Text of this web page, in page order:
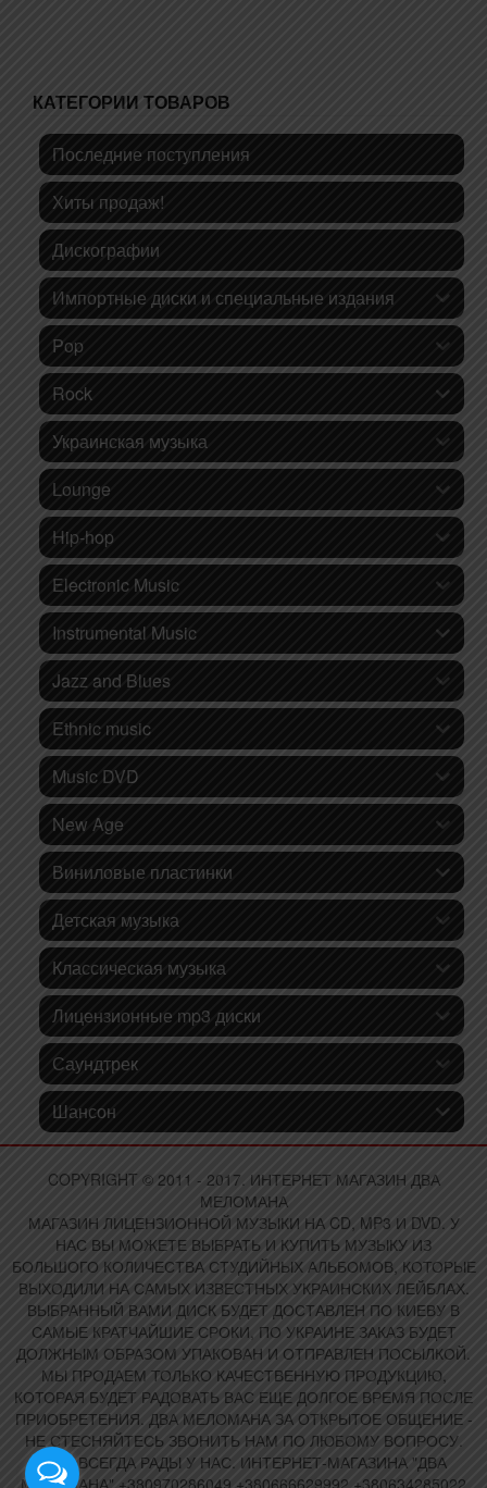
КАТЕГОРИИ ТОВАРОВ
Последние поступления
Хиты продаж!
Дискографии
Импортные диски и специальные издания
Pop
Rock
Украинская музыка
Lounge
Hip-hop
Electronic Music
Instrumental Music
Jazz and Blues
Ethnic music
Music DVD
New Age
Виниловые пластинки
Детская музыка
Классическая музыка
Лицензионные mp3 диски
Саундтрек
Шансон
COPYRIGHT © 2011 - 2017. ИНТЕРНЕТ МАГАЗИН ДВА
МЕЛОМАНА
МАГАЗИН ЛИЦЕНЗИОННОЙ МУЗЫКИ НА CD, MP3 И DVD. У
НАС ВЫ МОЖЕТЕ ВЫБРАТЬ И КУПИТЬ МУЗЫКУ ИЗ
БОЛЬШОГО КОЛИЧЕСТВА СТУДИЙНЫХ АЛЬБОМОВ, КОТОРЫЕ
ВЫХОДИЛИ НА САМЫХ ИЗВЕСТНЫХ УКРАИНСКИХ ЛЕЙБЛАХ.
ВЫБРАННЫЙ ВАМИ ДИСК БУДЕТ ДОСТАВЛЕН ПО КИЕВУ В
САМЫЕ КРАТЧАЙШИЕ СРОКИ, ПО УКРАИНЕ ЗАКАЗ БУДЕТ
ДОЛЖНЫМ ОБРАЗОМ УПАКОВАН И ОТПРАВЛЕН ПОСЫЛКОЙ.
МЫ ПРОДАЕМ ТОЛЬКО КАЧЕСТВЕННУЮ ПРОДУКЦИЮ,
КОТОРАЯ БУДЕТ РАДОВАТЬ ВАС ЕЩЕ ДОЛГОЕ ВРЕМЯ ПОСЛЕ
ПРИОБРЕТЕНИЯ. ДВА МЕЛОМАНА ЗА ОТКРЫТОЕ ОБЩЕНИЕ -
НЕ СТЕСНЯЙТЕСЬ ЗВОНИТЬ НАМ ПО ЛЮБОМУ ВОПРОСУ.
ВАМ ВСЕГДА РАДЫ У НАС. ИНТЕРНЕТ-МАГАЗИНА "ДВА
МЕЛОМАНА" +380970286049 +380666629992 +380634285022